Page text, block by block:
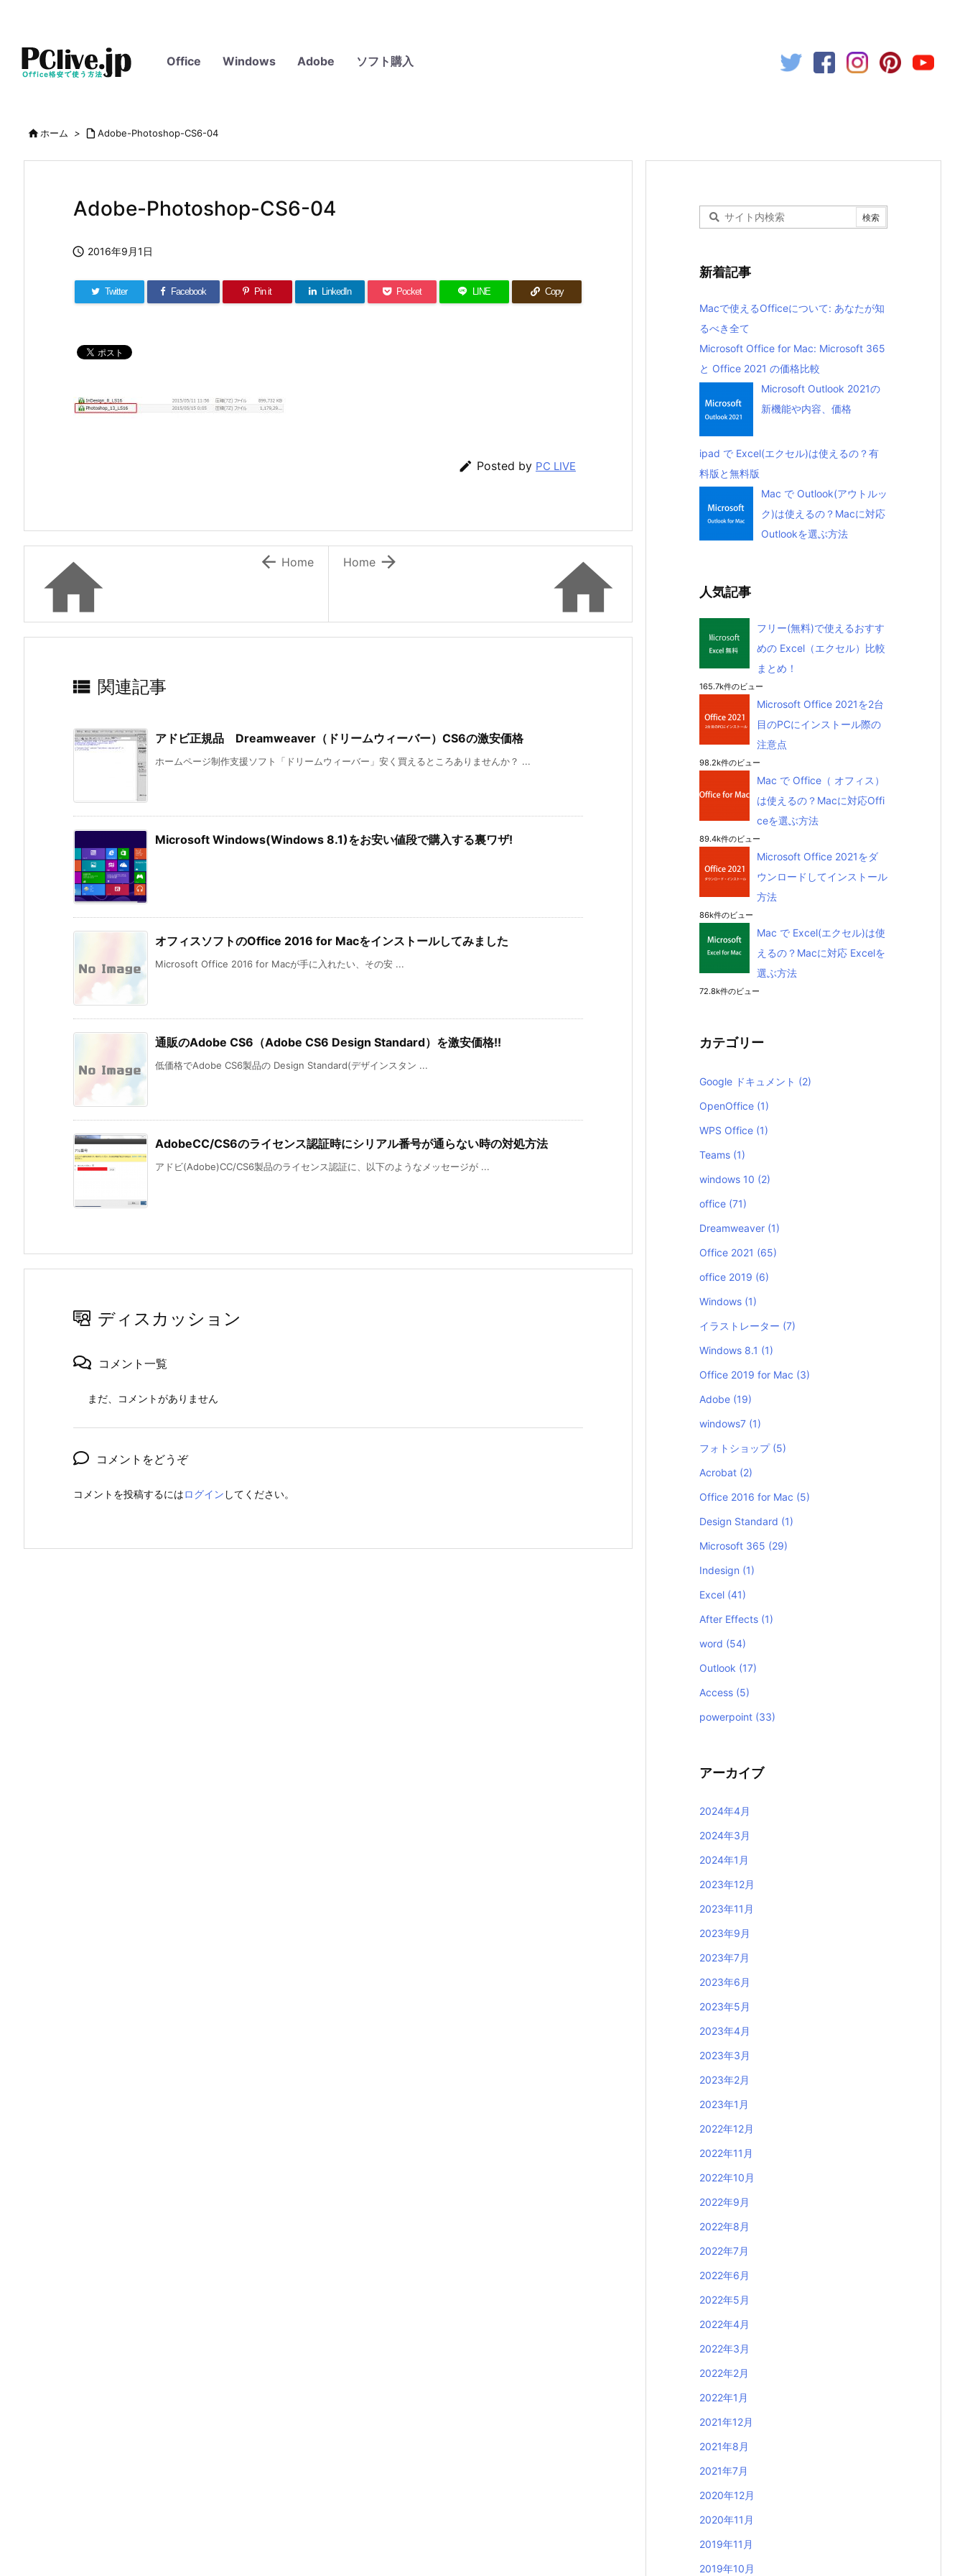
Office Windows Adobe ソフト購入
ホーム >  Adobe-Photoshop-CS6-04
Adobe-Photoshop-CS6-04
 2016年9月1日
Twitter Facebook Pin it LinkedIn Pocket LINE Copy
 Posted by PC LIVE


Home
  Home
 関連記事
アドビ正規品 Dreamweaver（ドリームウィーバー）CS6の激安価格
ホームページ制作支援ソフト「ドリームウィーバー」安く買えるところありませんか？ ...
Microsoft Windows(Windows 8.1)をお安い値段で購入する裏ワザ!
オフィスソフトのOffice 2016 for Macをインストールしてみました
Microsoft Office 2016 for Macが手に入れたい、その安 ...
通販のAdobe CS6（Adobe CS6 Design Standard）を激安価格!!
低価格でAdobe CS6製品の Design Standard(デザインスタン ...
AdobeCC/CS6のライセンス認証時にシリアル番号が通らない時の対処方法
アドビ(Adobe)CC/CS6製品のライセンス認証に、以下のようなメッセージが ...
ディスカッション
コメント一覧
まだ、コメントがありません
コメントをどうぞ
コメントを投稿するにはログイン してください。
新着記事
Macで使えるOfficeについて: あなたが知
るべき全て
Microsoft Office for Mac: Microsoft 365
と Office 2021 の価格比較
Microsoft Outlook 2021の
新機能や内容、価格
ipad で Excel(エクセル)は使えるの？有
料版と無料版
Mac で Outlook(アウトルッ
ク)は使えるの？Macに対応
Outlookを選ぶ方法
人気記事
フリー(無料)で使えるおすす
めの Excel（エクセル）比較
まとめ！
165.7k件のビュー
Microsoft Office 2021を2台
目のPCにインストール際の
注意点
98.2k件のビュー
Mac で Office（ オフィス）
は使えるの？Macに対応Offi
ceを選ぶ方法
89.4k件のビュー
Microsoft Office 2021をダ
ウンロードしてインストール
方法
86k件のビュー
Mac で Excel(エクセル)は使
えるの？Macに対応 Excelを
選ぶ方法
72.8k件のビュー
カテゴリー
Google ドキュメント (2)
OpenOffice (1)
WPS Office (1)
Teams (1)
windows 10 (2)
office (71)
Dreamweaver (1)
Office 2021 (65)
office 2019 (6)
Windows (1)
イラストレーター (7)
Windows 8.1 (1)
Office 2019 for Mac (3)
Adobe (19)
windows7 (1)
フォトショップ (5)
Acrobat (2)
Office 2016 for Mac (5)
Design Standard (1)
Microsoft 365 (29)
Indesign (1)
Excel (41)
After Effects (1)
word (54)
Outlook (17)
Access (5)
powerpoint (33)
アーカイブ
2024年4月
2024年3月
2024年1月
2023年12月
2023年11月
2023年9月
2023年7月
2023年6月
2023年5月
2023年4月
2023年3月
2023年2月
2023年1月
2022年12月
2022年11月
2022年10月
2022年9月
2022年8月
2022年7月
2022年6月
2022年5月
2022年4月
2022年3月
2022年2月
2022年1月
2021年12月
2021年8月
2021年7月
2020年12月
2020年11月
2019年11月
2019年10月